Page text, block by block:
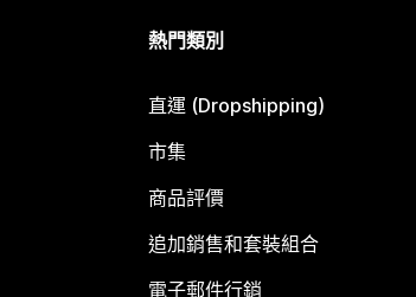
熱門類別
直運 (Dropshipping)
市集
商品評價
追加銷售和套裝組合
電子郵件行銷